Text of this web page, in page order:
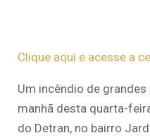
Clique aqui e acesse a
Um incêndio de
manhã desta quarta-
do Detran, no bairro